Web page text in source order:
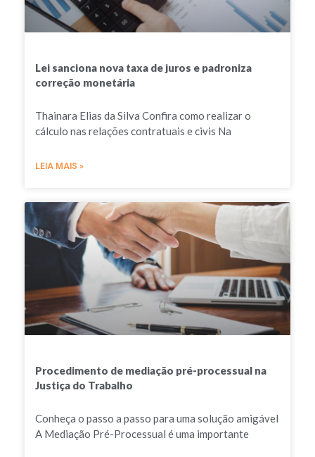
Lei sanciona nova taxa de juros e padroniza
correção monetária
Thainara Elias da Silva Confira como realizar o
cálculo nas relações contratuais e civis Na
LEIA MAIS »
Procedimento de mediação pré-processual na
Justiça do Trabalho
Conheça o passo a passo para uma solução amigável
A Mediação Pré-Processual é uma importante